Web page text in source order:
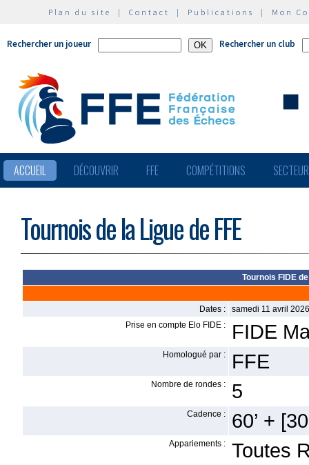
Plan du site | Contact | Publications | Mon
Rechercher un joueur Rechercher un club
ACCUEIL DÉCOUVRIR FFE COMPÉTITIONS
Tournois de la Ligue de FFE
Tournois FIDE
Dates :
samedi 11 avril
Prise en compte Elo FIDE :
FIDE
Homologué par : FFE
Nombre de rondes : 5
Cadence : 60’ +
Appariements : Toutes